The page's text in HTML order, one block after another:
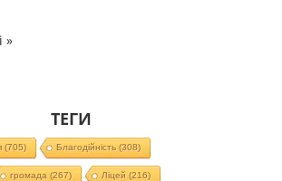
»
ТЕГИ
(705) Благодійність (308)
громада (267) Ліцей (216)